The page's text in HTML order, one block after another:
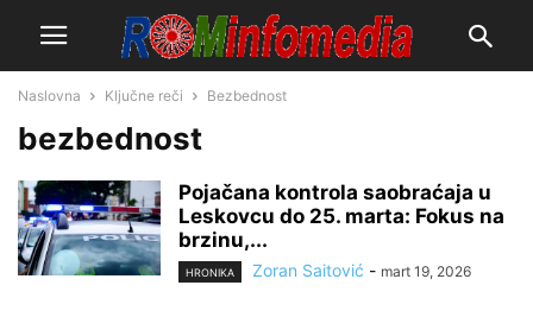
Naslovna Ključne reči Bezbednost
bezbednost
Pojačana kontrola saobraćaja u
Leskovcu do 25. marta: Fokus na
brzinu,...
HRONIKA Zoran Saitović - mart 19, 2026